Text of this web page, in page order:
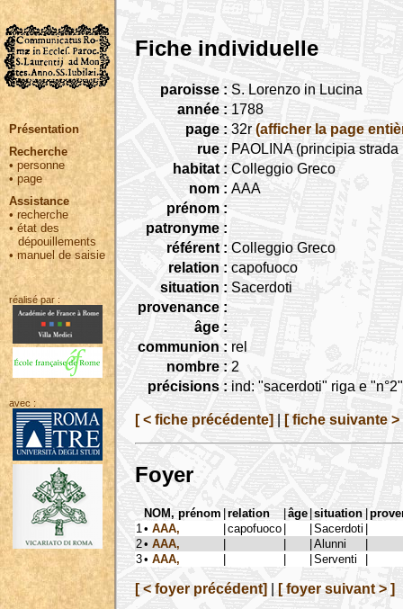
Présentation
Recherche
• personne
•page
Assistance
• recherche
•état des
dépouillements
•manuel de saisie
réalisé par :
avec :
Fiche individuelle
paroisse : S. Lorenzo in Lucina
année : 1788
page : 32r (afficher la page
rue : PAOLINA (principia
habitat : Colleggio Greco
nom : AAA
prénom :
patronyme :
référent : Colleggio Greco
relation : capofuoco
situation : Sacerdoti
provenance :
âge :
communion : rel
nombre : 2
précisions : ind: "sacerdoti" riga e "n°2"
[ < fiche précédente] [ fiche suivante >
Foyer
NOM, prénom |relation |âge |situation |
1 • AAA, |capofuoco | |Sacerdoti |
2• AAA, | | |Alunni
|
3• AAA, | | |Serventi |
[ < foyer précédent] [ foyer suivant > ]